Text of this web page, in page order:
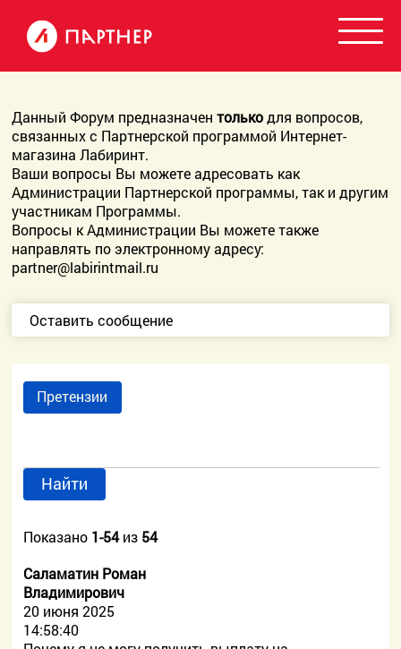
Данный Форум предназначентолькодля вопросов,
связанных с Партнерской программой Интернет-
магазина Лабиринт.
Ваши вопросы Вы можете адресовать как
Администрации Партнерской программы, так и другим
участникам Программы.
Вопросы к Администрации Вы можете также
направлять по электронному адресу:
partner@labirintmail.ru
Оставить сообщение
Претензии
Найти
Показано 1-54из 54
Саламатин Роман
Владимирович
20 июня 2025
14:58:40